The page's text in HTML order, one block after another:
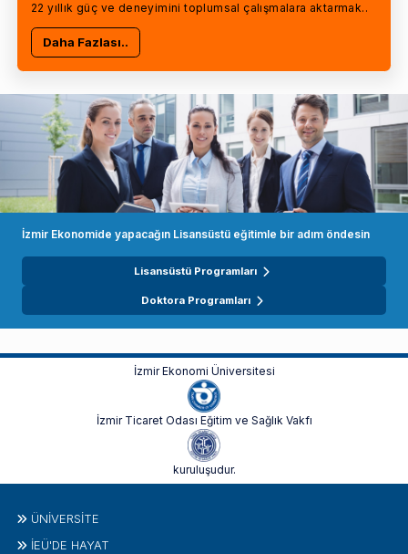
22 yıllık güç ve deneyimini toplumsal çalışmalara aktarmak..
Daha Fazlası..
İzmir Ekonomide yapacağın Lisansüstü eğitimle bir adım öndesin
Lisansüstü Programları
Doktora Programları
İzmir Ekonomi Üniversitesi
İzmir Ticaret Odası Eğitim ve Sağlık Vakfı
kuruluşudur.
ÜNIVERSITE
İEÜ'DE HAYAT